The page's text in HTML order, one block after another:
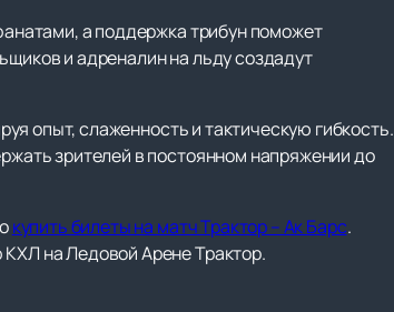
а поддержка трибун поможет
и адреналин на льду создадут
опыт, слаженность и тактическую гибкость.
зрителей в постоянном напряжении до
купить билеты на матч Трактор – Ак Барс.
на Ледовой Арене Трактор.